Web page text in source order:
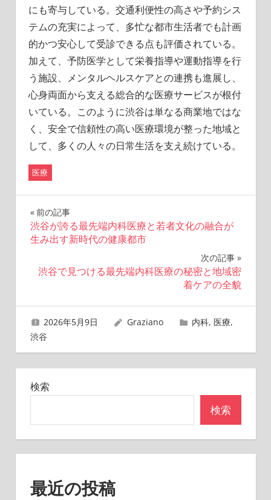
にも寄与している。交通利便性の高さや予約シス
テムの充実によって、多忙な都市生活者でも計画
的かつ安心して受診できる点も評価されている。
加えて、予防医学として栄養指導や運動指導を行
う施設、メンタルヘルスケアとの連携も進展し、
心身両面から支える総合的な医療サービスが根付
いている。このように渋谷は単なる商業地ではな
く、安全で信頼性の高い医療環境が整った地域と
して、多くの人々の日常生活を支え続けている。
医療
投
稿
ナ
ゲ
ー
シ
ョ
前の記事
渋谷が誇る最先端内科医療と若者文化の融合が
生み出す新時代の健康都市
次の記事
渋谷で見つける最先端内科医療の秘密と地域密
着ケアの全貌
2026年5月9日 Graziano 内科, 医療,
渋谷
検索
検索
最近の投稿